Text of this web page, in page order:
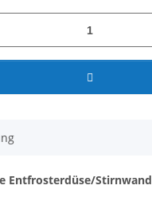
Entfrosterdüse/Stirnwand